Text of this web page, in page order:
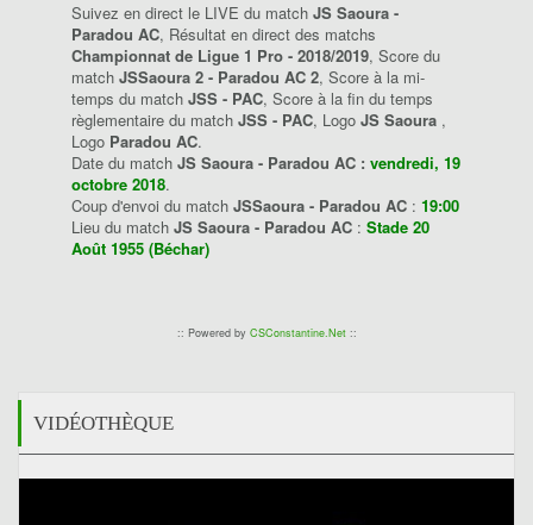
Suivez en direct le LIVE du match JS Saoura -
Paradou AC, Résultat en direct des matchs
Championnat de Ligue 1 Pro - 2018/2019, Score du
match JSSaoura 2 - Paradou AC 2, Score à la mi-
temps du match JSS - PAC, Score à la fin du temps
règlementaire du match JSS - PAC, Logo JS Saoura ,
Logo Paradou AC.
Date du match JS Saoura - Paradou AC : vendredi, 19
octobre 2018.
Coup d'envoi du match JSSaoura - Paradou AC : 19:00
Lieu du match JS Saoura - Paradou AC : Stade 20
Août 1955 (Béchar)
:: Powered by CSConstantine.Net::
VIDÉOTHÈQUE